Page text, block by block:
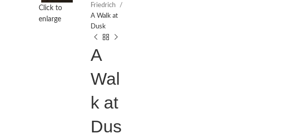
Click to
enlarge
Friedrich
A Walk at
Dusk
A
Wal
k at
Dus